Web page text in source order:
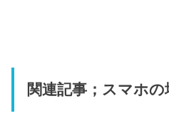
関連記事；スマホの